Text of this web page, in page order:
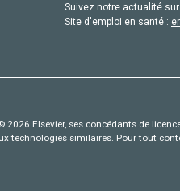
Suivez notre actualité
Site d'emploi en santé :
2026 Elsevier, ses concédants de
technologies similaires. Pour tout